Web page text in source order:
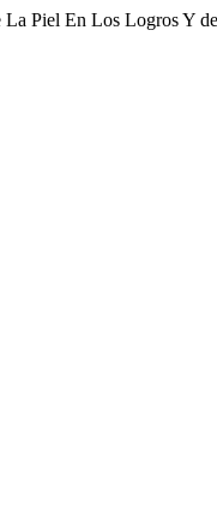
Piel En Los Logros Y